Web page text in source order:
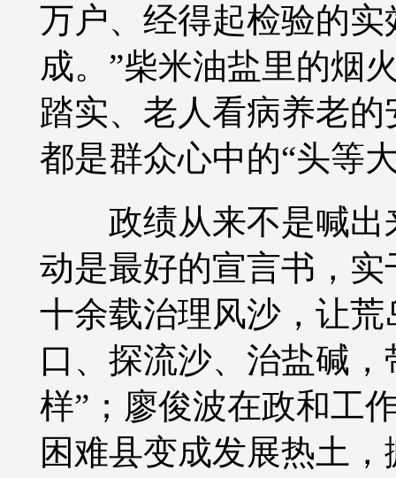
万户、经得起检验的
成。”柴米油盐里的烟
踏实、老人看病养老
都是群众心中的“头等
政绩从来不是喊出
动是最好的宣言书，
十余载治理风沙，让
口、探流沙、治盐碱
样”；廖俊波在政和工
困难县变成发展热土